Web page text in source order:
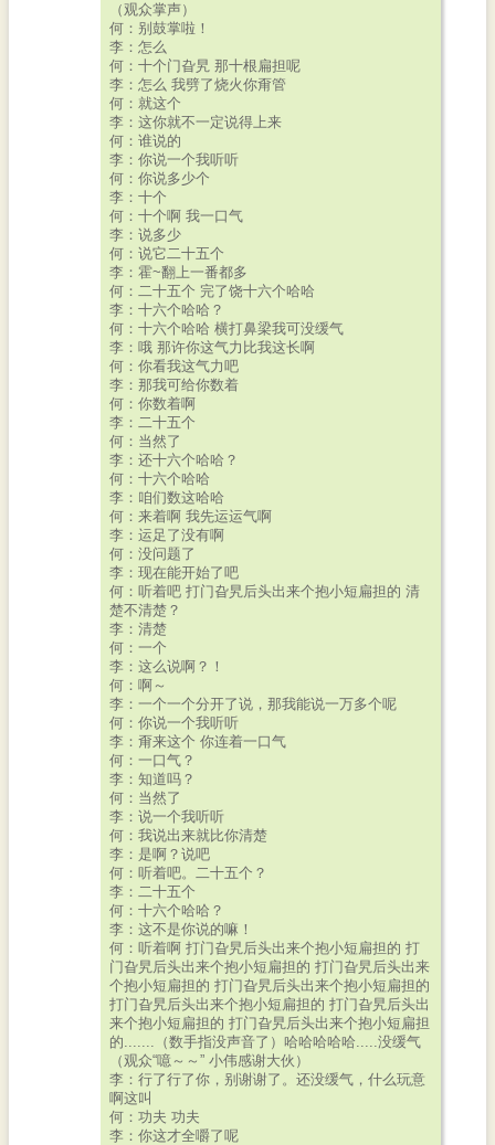
（观众掌声）
何：别鼓掌啦！
李：怎么
何：十个门旮旯 那十根扁担呢
李：怎么 我劈了烧火你甭管
何：就这个
李：这你就不一定说得上来
何：谁说的
李：你说一个我听听
何：你说多少个
李：十个
何：十个啊 我一口气
李：说多少
何：说它二十五个
李：霍~翻上一番都多
何：二十五个 完了饶十六个哈哈
李：十六个哈哈？
何：十六个哈哈 横打鼻梁我可没缓气
李：哦 那许你这气力比我这长啊
何：你看我这气力吧
李：那我可给你数着
何：你数着啊
李：二十五个
何：当然了
李：还十六个哈哈？
何：十六个哈哈
李：咱们数这哈哈
何：来着啊 我先运运气啊
李：运足了没有啊
何：没问题了
李：现在能开始了吧
何：听着吧 打门旮旯后头出来个抱小短扁担的 清
楚不清楚？
李：清楚
何：一个
李：这么说啊？！
何：啊～
李：一个一个分开了说，那我能说一万多个呢
何：你说一个我听听
李：甭来这个 你连着一口气
何：一口气？
李：知道吗？
何：当然了
李：说一个我听听
何：我说出来就比你清楚
李：是啊？说吧
何：听着吧。二十五个？
李：二十五个
何：十六个哈哈？
李：这不是你说的嘛！
何：听着啊 打门旮旯后头出来个抱小短扁担的 打
门旮旯后头出来个抱小短扁担的 打门旮旯后头出来
个抱小短扁担的 打门旮旯后头出来个抱小短扁担的
打门旮旯后头出来个抱小短扁担的 打门旮旯后头出
来个抱小短扁担的 打门旮旯后头出来个抱小短扁担
的.......（数手指没声音了）哈哈哈哈哈.....没缓气
（观众“噫～～” 小伟感谢大伙）
李：行了行了你，别谢谢了。还没缓气，什么玩意
啊这叫
何：功夫 功夫
李：你这才全嚼了呢